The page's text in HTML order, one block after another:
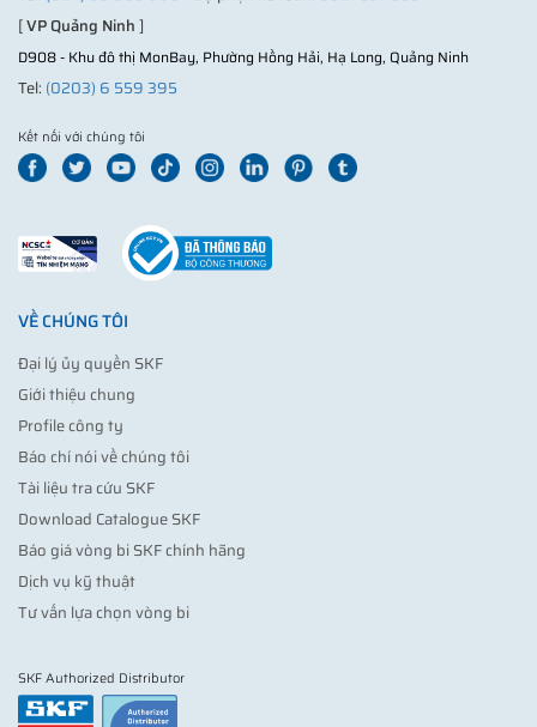
[VP Quảng Ninh]
D908 - Khu đô thị MonBay, Phường Hồng Hải, Hạ Long, Quảng Ninh
Tel: (0203) 6 559 395
Kết nối với chúng tôi
VỀ CHÚNG TÔI
Đại lý ủy quyền SKF
Giới thiệu chung
Profile công ty
Báo chí nói về chúng tôi
Tài liệu tra cứu SKF
Download Catalogue SKF
Báo giá vòng bi SKF chính hãng
Dịch vụ kỹ thuật
Tư vấn lựa chọn vòng bi
SKF Authorized Distributor